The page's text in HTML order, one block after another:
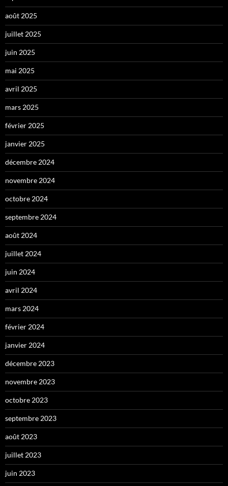
août 2025
juillet 2025
juin 2025
mai 2025
avril 2025
mars 2025
février 2025
janvier 2025
décembre 2024
novembre 2024
octobre 2024
septembre 2024
août 2024
juillet 2024
juin 2024
avril 2024
mars 2024
février 2024
janvier 2024
décembre 2023
novembre 2023
octobre 2023
septembre 2023
août 2023
juillet 2023
juin 2023